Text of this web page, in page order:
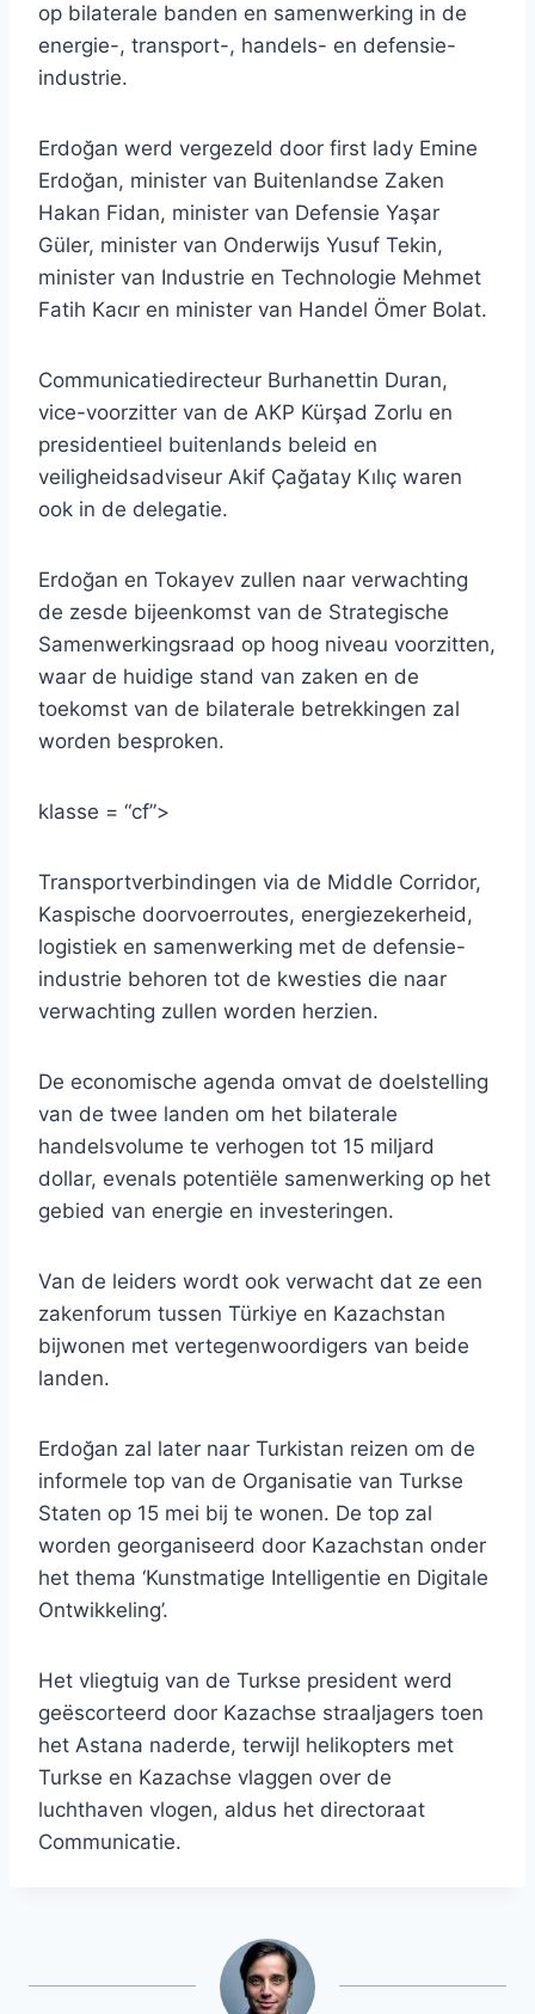
op bilaterale banden en samenwerking in de
energie-, transport-, handels- en defensie-
industrie.
Erdoğan werd vergezeld door first lady Emine
Erdoğan, minister van Buitenlandse Zaken
Hakan Fidan, minister van Defensie Yaşar
Güler, minister van Onderwijs Yusuf Tekin,
minister van Industrie en Technologie Mehmet
Fatih Kacır en minister van Handel Ömer Bolat.
Communicatiedirecteur Burhanettin Duran,
vice-voorzitter van de AKP Kürşad Zorlu en
presidentieel buitenlands beleid en
veiligheidsadviseur Akif Çağatay Kılıç waren
ook in de delegatie.
Erdoğan en Tokayev zullen naar verwachting
de zesde bijeenkomst van de Strategische
Samenwerkingsraad op hoog niveau voorzitten,
waar de huidige stand van zaken en de
toekomst van de bilaterale betrekkingen zal
worden besproken.
klasse = “cf”>
Transportverbindingen via de Middle Corridor,
Kaspische doorvoerroutes, energiezekerheid,
logistiek en samenwerking met de defensie-
industrie behoren tot de kwesties die naar
verwachting zullen worden herzien.
De economische agenda omvat de doelstelling
van de twee landen om het bilaterale
handelsvolume te verhogen tot 15 miljard
dollar, evenals potentiële samenwerking op het
gebied van energie en investeringen.
Van de leiders wordt ook verwacht dat ze een
zakenforum tussen Türkiye en Kazachstan
bijwonen met vertegenwoordigers van beide
landen.
Erdoğan zal later naar Turkistan reizen om de
informele top van de Organisatie van Turkse
Staten op 15 mei bij te wonen. De top zal
worden georganiseerd door Kazachstan onder
het thema ‘Kunstmatige Intelligentie en Digitale
Ontwikkeling’.
Het vliegtuig van de Turkse president werd
geëscorteerd door Kazachse straaljagers toen
het Astana naderde, terwijl helikopters met
Turkse en Kazachse vlaggen over de
luchthaven vlogen, aldus het directoraat
Communicatie.